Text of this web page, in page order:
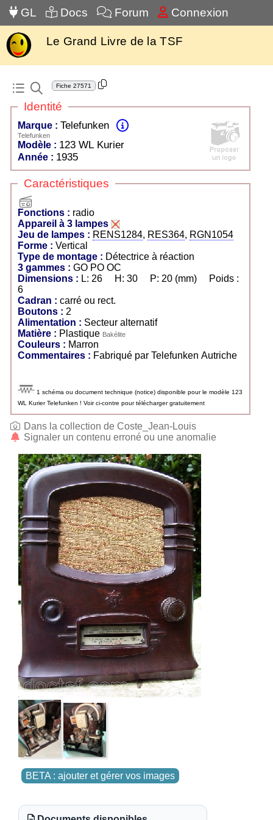
GL Docs Forum Connexion
Le Grand Livre de la TSF
Fiche 27571
Identité
Marque : Telefunken
Telefunken
Modèle : 123 WL Kurier
Année : 1935
Caractéristiques
Fonctions : radio
Appareil à 3 lampes
Jeu de lampes : RENS1284, RES364, RGN1054
Forme : Vertical
Type de montage : Détectrice à réaction
3 gammes :
GO PO OC
Dimensions : L: 26 H: 30 P: 20 (mm) Poids :
6
Cadran : carré ou rect.
Boutons : 2
Alimentation : Secteur alternatif
Matière : Plastique Bakélite
Couleurs : Marron
Commentaires :
Fabriqué par Telefunken Autriche
1 schéma ou document technique (notice) disponible pour le modèle 123
WL Kurier Telefunken ! Voir ci-contre pour télécharger gratuitement
Dans la collection de Coste_Jean-Louis
Signaler un contenu erroné ou une anomalie
BETA : ajouter et gérer vos images